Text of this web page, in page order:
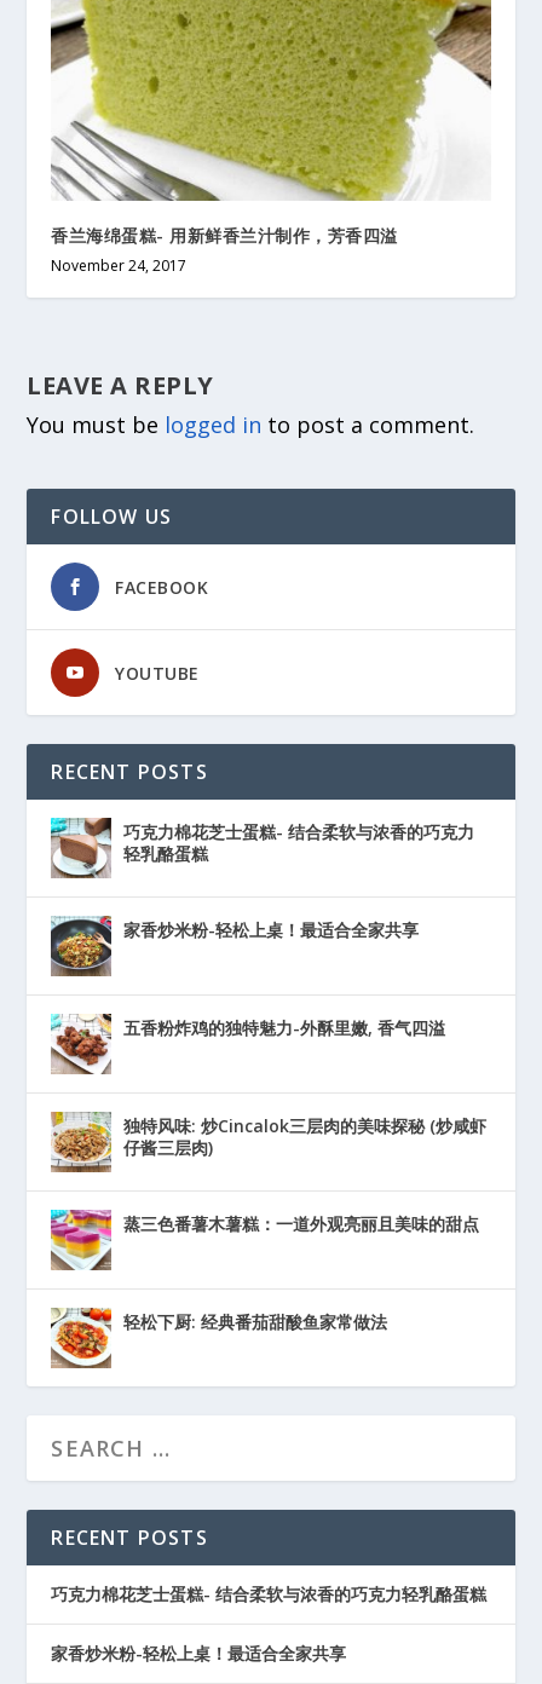
香兰海绵蛋糕- 用新鲜香兰汁制作，芳香四溢
November 24, 2017
LEAVE A REPLY
You must be logged in to post a comment.
FOLLOW US
FACEBOOK
YOUTUBE
RECENT POSTS
巧克力棉花芝士蛋糕- 结合柔软与浓香的巧克力
轻乳酪蛋糕
家香炒米粉-轻松上桌！最适合全家共享
五香粉炸鸡的独特魅力-外酥里嫩, 香气四溢
独特风味: 炒Cincalok三层肉的美味探秘 (炒咸虾
仔酱三层肉)
蒸三色番薯木薯糕：一道外观亮丽且美味的甜点
轻松下厨: 经典番茄甜酸鱼家常做法
RECENT POSTS
巧克力棉花芝士蛋糕- 结合柔软与浓香的巧克力轻乳酪蛋糕
家香炒米粉-轻松上桌！最适合全家共享